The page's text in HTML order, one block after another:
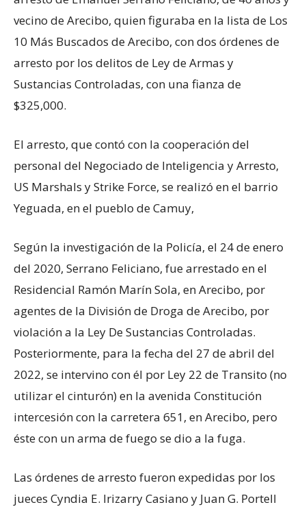
vecino de Arecibo, quien figuraba en la lista de Los
10 Más Buscados de Arecibo, con dos órdenes de
arresto por los delitos de Ley de Armas y
Sustancias Controladas, con una fianza de
$325,000.
El arresto, que contó con la cooperación del
personal del Negociado de Inteligencia y Arresto,
US Marshals y Strike Force, se realizó en el barrio
Yeguada, en el pueblo de Camuy,
Según la investigación de la Policía, el 24 de enero
del 2020, Serrano Feliciano, fue arrestado en el
Residencial Ramón Marín Sola, en Arecibo, por
agentes de la División de Droga de Arecibo, por
violación a la Ley De Sustancias Controladas.
Posteriormente, para la fecha del 27 de abril del
2022, se intervino con él por Ley 22 de Transito (no
utilizar el cinturón) en la avenida Constitución
intercesión con la carretera 651, en Arecibo, pero
éste con un arma de fuego se dio a la fuga.
Las órdenes de arresto fueron expedidas por los
jueces Cyndia E. Irizarry Casiano y Juan G. Portell